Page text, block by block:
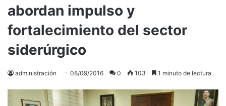
abordan impulso y
fortalecimiento del sector
siderúrgico
administración 08/09/2016 0 103 1 minuto de lectura